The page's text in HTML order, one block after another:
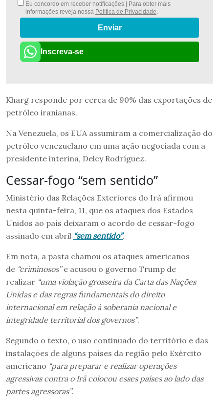
Eu concordo em receber notificações | Para obter mais
informações reveja nossa Política de Privacidade.
Enviar
Inscreva-se
Kharg responde por cerca de 90% das exportações de
petróleo iranianas.
Na Venezuela, os EUA assumiram a comercialização do
petróleo venezuelano em uma ação negociada com a
presidente interina, Delcy Rodríguez.
Cessar-fogo “sem sentido”
Ministério das Relações Exteriores do Irã afirmou
nesta quinta-feira, 11, que os ataques dos Estados
Unidos ao país deixaram o acordo de cessar-fogo
assinado em abril “sem sentido”.
Em nota, a pasta chamou os ataques americanos
de “criminosos”e acusou o governo Trump de
realizar “uma violação grosseira da Carta das Nações
Unidas e das regras fundamentais do direito
internacional em relação à soberania nacional e
integridade territorial dos governos”.
Segundo o texto, o uso continuado do território e das
instalações de alguns países da região pelo Exército
americano “para preparar e realizar operações
agressivas contra o Irã colocou esses países ao lado das
partes agressoras”.